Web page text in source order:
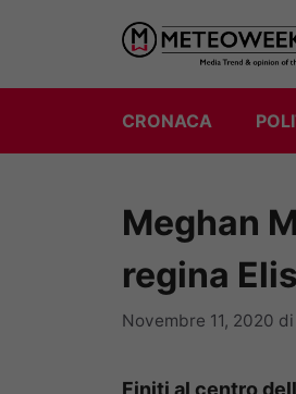
contenuto
CRONACA
Meghan
regina
Novembre 11, 2020 di
Finiti al centro